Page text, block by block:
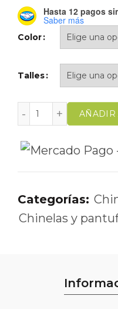
Hasta 12 pagos
Saber más
Color
Talles
AÑADIR
Categorías:
Chinelas y